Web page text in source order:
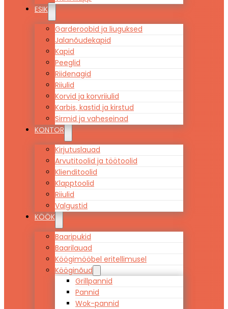
ESIK
Garderoobid ja liuguksed
Jalanõudekapid
Kapid
Peeglid
Riidenagid
Riiulid
Korvid ja korvriiulid
Karbis, kastid ja kirstud
Sirmid ja vaheseinad
KONTOR
Kirjutuslauad
Arvutitoolid ja töötoolid
Klienditoolid
Klapptoolid
Riiulid
Valgustid
KÖÖK
Baaripukid
Baarilauad
Köögimööbel eritellimusel
Kööginõud
Grillpannid
Pannid
Wok-pannid